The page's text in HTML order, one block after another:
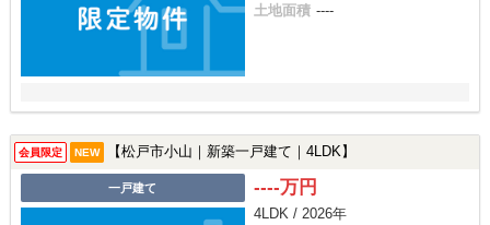
土地面積 ----
会員限定 NEW 【松戸市小山｜新築一戸建て｜4LDK】
一戸建て ----万円
4LDK / 2026年